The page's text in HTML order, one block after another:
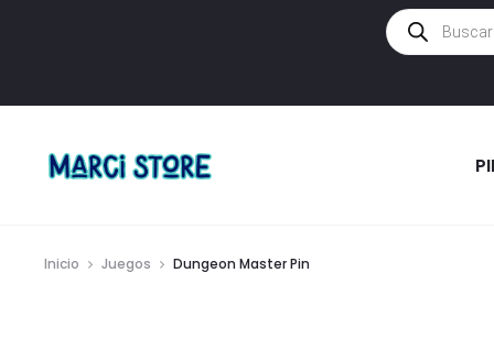
Búsqueda
de
productos
Inicio Juegos Dungeon Master Pin